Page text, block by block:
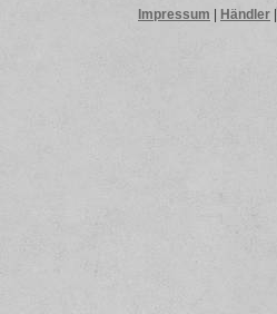
Impressum
Händler